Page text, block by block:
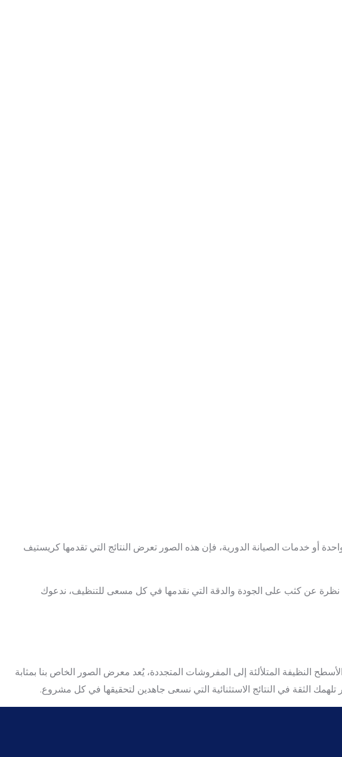
أو خدمات الصيانة الدورية، فإن هذه الصور تعرض النتائج التي تقدمها كريستيف
نظرة عن كثب على الجودة والدقة التي نقدمها في كل مسعى للتنظيف، ندعوك
النظيفة المتلألئة إلى المفروشات المتجددة، يُعد معرض الصور الخاص بنا بمثابة
الثقة في النتائج الاستثنائية التي نسعى جاهدين لتحقيقها في كل مشروع.